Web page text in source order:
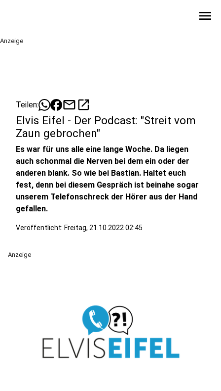
menu
Anzeige
Teilen: mailopen_in_new
Elvis Eifel - Der Podcast: "Streit vom
Zaun gebrochen"
Es war für uns alle eine lange Woche. Da liegen
auch schonmal die Nerven bei dem ein oder der
anderen blank. So wie bei Bastian. Haltet euch
fest, denn bei diesem Gespräch ist beinahe sogar
unserem Telefonschreck der Hörer aus der Hand
gefallen.
Veröffentlicht: Freitag, 21.10.2022 02:45
Anzeige